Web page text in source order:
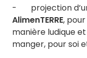
- projection
AlimenTERRE,
manière ludique
manger, pour soi